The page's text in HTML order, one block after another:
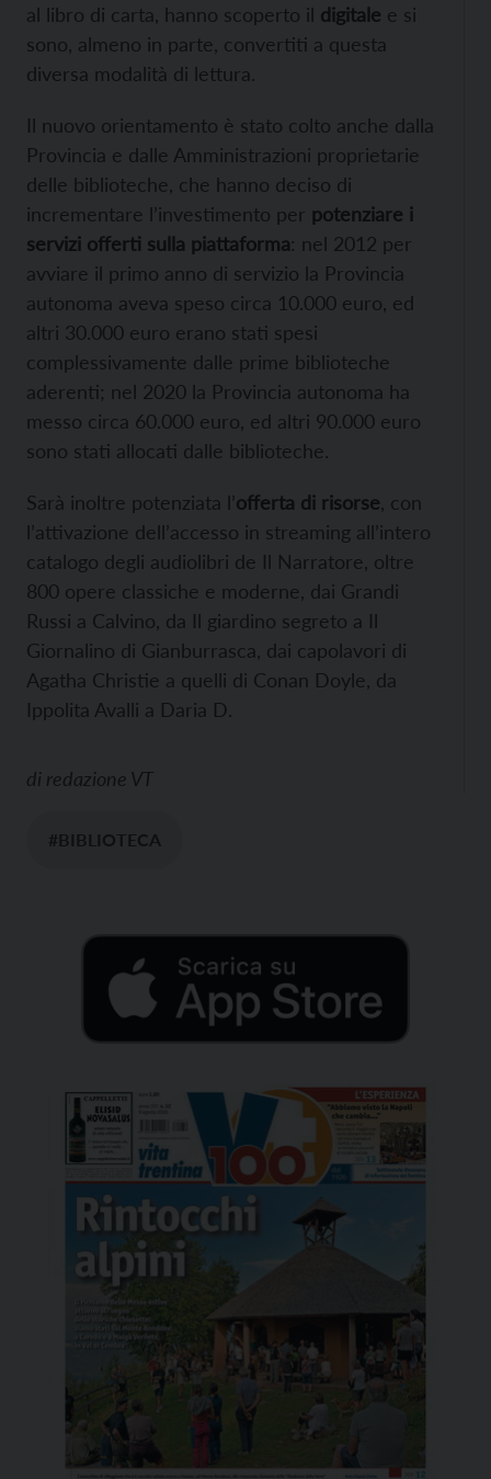
al libro di carta, hanno scoperto il digitale e si
sono, almeno in parte, convertiti a questa
diversa modalità di lettura.
Il nuovo orientamento è stato colto anche dalla
Provincia e dalle Amministrazioni proprietarie
delle biblioteche, che hanno deciso di
incrementare l’investimento per potenziare i
servizi offerti sulla piattaforma: nel 2012 per
avviare il primo anno di servizio la Provincia
autonoma aveva speso circa 10.000 euro, ed
altri 30.000 euro erano stati spesi
complessivamente dalle prime biblioteche
aderenti; nel 2020 la Provincia autonoma ha
messo circa 60.000 euro, ed altri 90.000 euro
sono stati allocati dalle biblioteche.
Sarà inoltre potenziata l’offerta di risorse , con
l’attivazione dell’accesso in streaming all’intero
catalogo degli audiolibri de Il Narratore, oltre
800 opere classiche e moderne, dai Grandi
Russi a Calvino, da Il giardino segreto a Il
Giornalino di Gianburrasca, dai capolavori di
Agatha Christie a quelli di Conan Doyle, da
Ippolita Avalli a Daria D.
di redazione VT
#BIBLIOTECA